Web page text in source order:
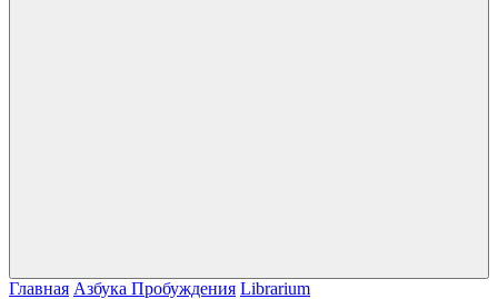
Главная Азбука Пробуждения Librarium